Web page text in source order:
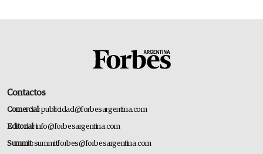
Contactos
Comercial:publicidad@forbesargentina.com
Editorial:info@forbesargentina.com
Summit:summitforbes@forbesargentina.com